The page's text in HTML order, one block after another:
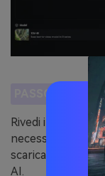
PASSO 3
Rivedi il video
necessario per
scarica o
AI.